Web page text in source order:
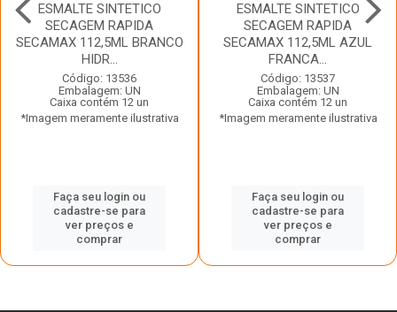
ESMALTE SINTETICO
SECAGEM RAPIDA
SECAMAX 112,5ML BRANCO
HIDR...
Código: 13536
Embalagem: UN
Caixa contém 12 un
*Imagem meramente ilustrativa
Faça seu login ou
cadastre-se para
ver preços e
comprar
ESMALTE SINTETICO
SECAGEM RAPIDA
SECAMAX 112,5ML AZUL
FRANCA...
Código: 13537
Embalagem: UN
Caixa contém 12 un
*Imagem meramente ilustrativa
Faça seu login ou
cadastre-se para
ver preços e
comprar